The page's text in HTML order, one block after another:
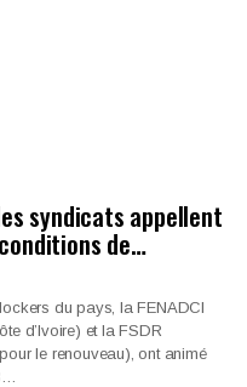
syndicats appellent
de…
du pays, la FENADCI
d’Ivoire) et la FSDR
le renouveau), ont animé